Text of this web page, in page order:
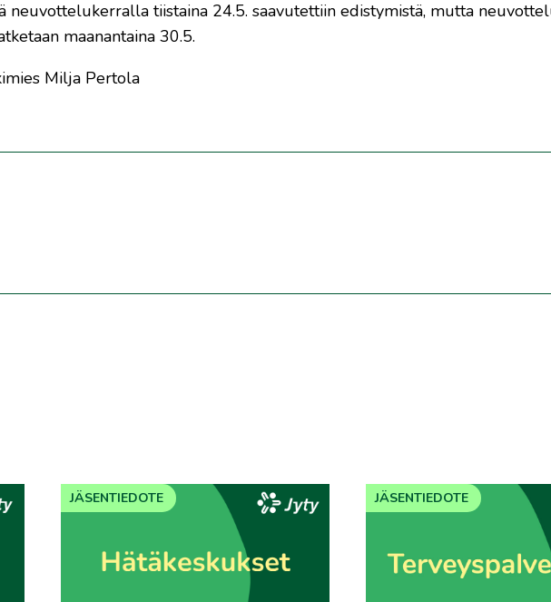
neuvottelukerralla tiistaina 24.5. saavutettiin edistymistä, mutta
maanantaina 30.5.
Milja Pertola
JÄSENTIEDOTE JÄSENTIEDOTE